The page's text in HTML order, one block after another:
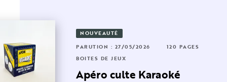
: 01/10/2025
16 PAGES
DE JEUX
quiz des 1000 euros
NOUVEAUTÉ
PARUTION : 27/05/2026
120 PAGES
BOÎTES DE JEUX
Apéro culte Karaoké